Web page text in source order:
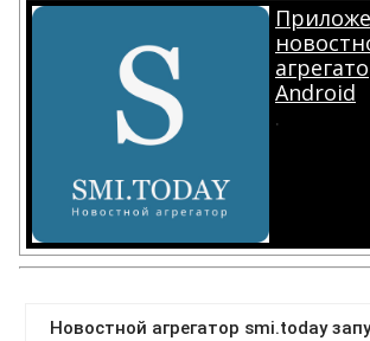
Android
.